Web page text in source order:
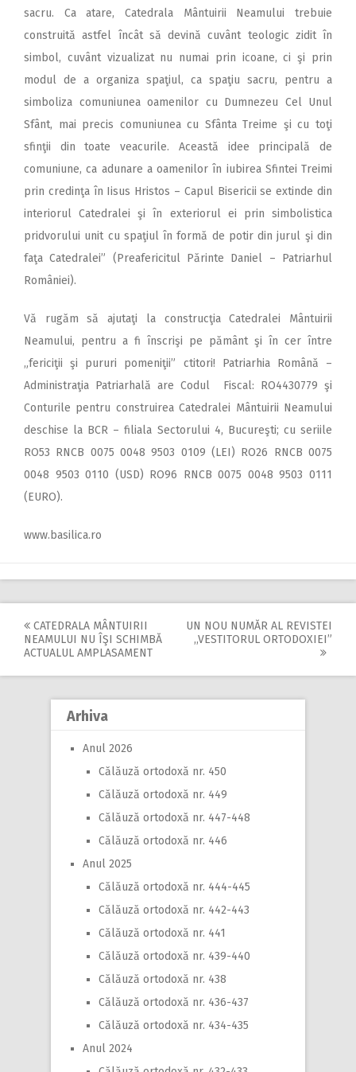
sacru. Ca atare, Catedrala Mântuirii Neamului trebuie
construită astfel încât să devină cuvânt teologic zidit în
simbol, cuvânt vizualizat nu numai prin icoane, ci şi prin
modul de a organiza spaţiul, ca spaţiu sacru, pentru a
simboliza comuniunea oamenilor cu Dumnezeu Cel Unul
Sfânt, mai precis comuniunea cu Sfânta Treime şi cu toţi
sfinţii din toate veacurile. Această idee principală de
comuniune, ca adunare a oamenilor în iubirea Sfintei Treimi
prin credinţa în Iisus Hristos – Capul Bisericii se extinde din
interiorul Catedralei şi în exteriorul ei prin simbolistica
pridvorului unit cu spaţiul în formă de potir din jurul şi din
faţa Catedralei” (Preafericitul Părinte Daniel – Patriarhul
României).
Vă rugăm să ajutaţi la construcţia Catedralei Mântuirii
Neamului, pentru a fi înscrişi pe pământ şi în cer între
„fericiţii şi pururi pomeniţii” ctitori! Patriarhia Română –
Administraţia Patriarhală are Codul Fiscal: RO4430779 şi
Conturile pentru construirea Catedralei Mântuirii Neamului
deschise la BCR – filiala Sectorului 4, Bucureşti; cu seriile
RO53 RNCB 0075 0048 9503 0109 (LEI) RO26 RNCB 0075
0048 9503 0110 (USD) RO96 RNCB 0075 0048 9503 0111
(EURO).
www.basilica.ro
Post
navigation
CATEDRALA MÂNTUIRII
NEAMULUI NU ÎŞI SCHIMBĂ
ACTUALUL AMPLASAMENT
UN NOU NUMĂR AL REVISTEI
,,VESTITORUL ORTODOXIEI”
Arhiva
Anul 2026
Călăuză ortodoxă nr. 450
Călăuză ortodoxă nr. 449
Călăuză ortodoxă nr. 447-448
Călăuză ortodoxă nr. 446
Anul 2025
Călăuză ortodoxă nr. 444-445
Călăuză ortodoxă nr. 442-443
Călăuză ortodoxă nr. 441
Călăuză ortodoxă nr. 439-440
Călăuză ortodoxă nr. 438
Călăuză ortodoxă nr. 436-437
Călăuză ortodoxă nr. 434-435
Anul 2024